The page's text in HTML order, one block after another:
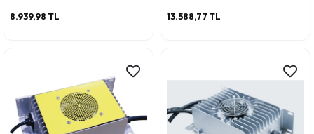
8.939,98 TL
13.588,77 TL